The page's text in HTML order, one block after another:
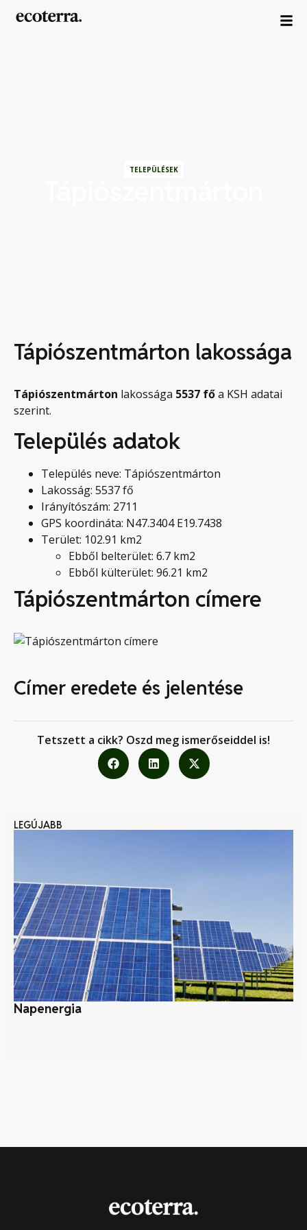
TELEPÜLÉSEK
Tápiószentmárton lakossága
Tápiószentmárton lakossága 5537 főa KSH adatai
szerint.
Település adatok
Település neve: Tápiószentmárton
Lakosság: 5537 fő
Irányítószám: 2711
GPS koordináta: N47.3404 E19.7438
Terület: 102.91 km2
Ebből belterület: 6.7 km2
Ebből külterület: 96.21 km2
Tápiószentmárton címere
Címer eredete és jelentése
Tetszett a cikk? Oszd meg ismerőseiddel is!
LEGÚJABB
Napenergia